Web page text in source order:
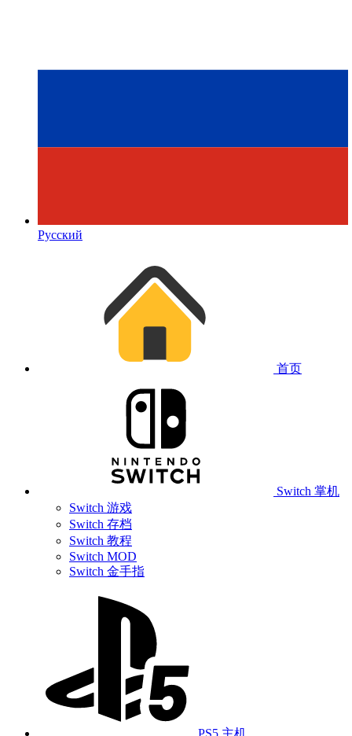
Русский
首页
Switch 掌机
Switch 游戏
Switch 存档
Switch 教程
Switch MOD
Switch 金手指